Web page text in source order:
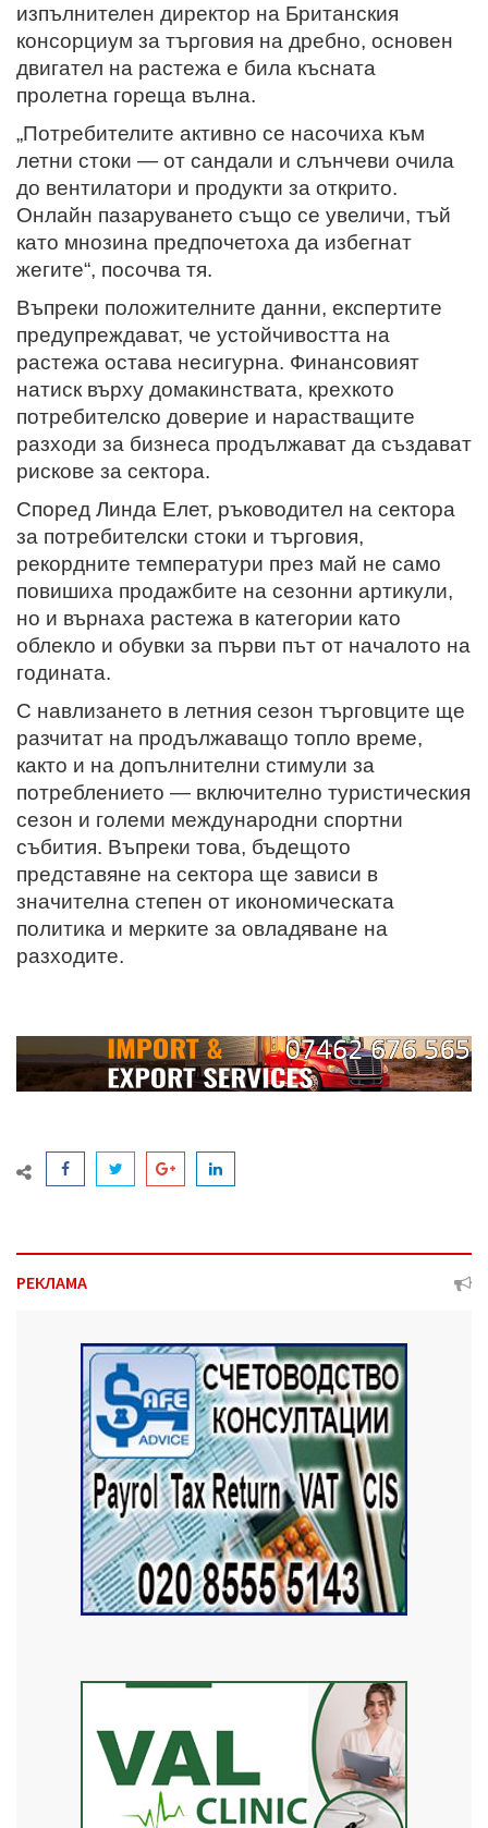
изпълнителен директор на Британския
консорциум за търговия на дребно, основен
двигател на растежа е била късната
пролетна гореща вълна.
„Потребителите активно се насочиха към
летни стоки — от сандали и слънчеви очила
до вентилатори и продукти за открито.
Онлайн пазаруването също се увеличи, тъй
като мнозина предпочетоха да избегнат
жегите“, посочва тя.
Въпреки положителните данни, експертите
предупреждават, че устойчивостта на
растежа остава несигурна. Финансовият
натиск върху домакинствата, крехкото
потребителско доверие и нарастващите
разходи за бизнеса продължават да създават
рискове за сектора.
Според Линда Елет, ръководител на сектора
за потребителски стоки и търговия,
рекордните температури през май не само
повишиха продажбите на сезонни артикули,
но и върнаха растежа в категории като
облекло и обувки за първи път от началото на
годината.
С навлизането в летния сезон търговците ще
разчитат на продължаващо топло време,
както и на допълнителни стимули за
потреблението — включително туристическия
сезон и големи международни спортни
събития. Въпреки това, бъдещото
представяне на сектора ще зависи в
значителна степен от икономическата
политика и мерките за овладяване на
разходите.
РЕКЛАМА